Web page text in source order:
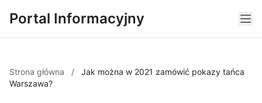
Portal Informacyjny
Strona główna /
Jak można w 2021 zamówić pokazy tańca
Warszawa?